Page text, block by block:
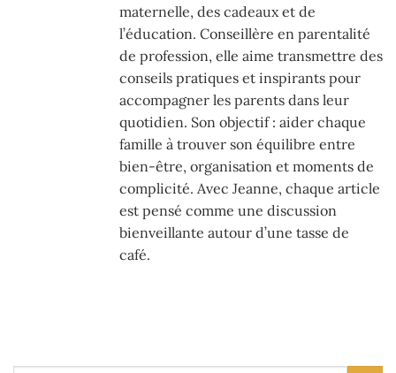
maternelle, des cadeaux et de
l’éducation. Conseillère en parentalité
de profession, elle aime transmettre des
conseils pratiques et inspirants pour
accompagner les parents dans leur
quotidien. Son objectif : aider chaque
famille à trouver son équilibre entre
bien-être, organisation et moments de
complicité. Avec Jeanne, chaque article
est pensé comme une discussion
bienveillante autour d’une tasse de
café.